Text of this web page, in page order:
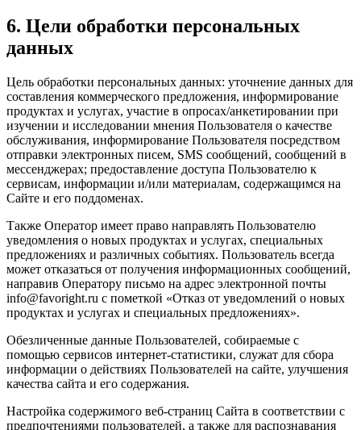
6. Цели обработки персональных
данных
Цель обработки персональных данных: уточнение данных для
составления коммерческого предложения, информирование
продуктах и услугах, участие в опросах/анкетировании при
изучении и исследовании мнения Пользователя о качестве
обслуживания, информирование Пользователя посредством
отправки электронных писем, SMS сообщений, сообщений в
мессенджерах; предоставление доступа Пользователю к
сервисам, информации и/или материалам, содержащимся на
Сайте и его поддоменах.
Также Оператор имеет право направлять Пользователю
уведомления о новых продуктах и услугах, специальных
предложениях и различных событиях. Пользователь всегда
может отказаться от получения информационных сообщений,
направив Оператору письмо на адрес электронной почты
info@favoright.ru с пометкой «Отказ от уведомлений о новых
продуктах и услугах и специальных предложениях».
Обезличенные данные Пользователей, собираемые с
помощью сервисов интернет-статистики, служат для сбора
информации о действиях Пользователей на сайте, улучшения
качества сайта и его содержания.
Настройка содержимого веб-страниц Сайта в соответствии с
предпочтениями пользователей, а также для распознавания